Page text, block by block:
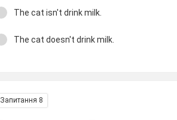
The cat isn't drink milk.
The cat doesn't drink milk.
Запитання 8